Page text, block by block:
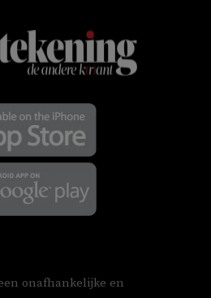
onafhankelijke en